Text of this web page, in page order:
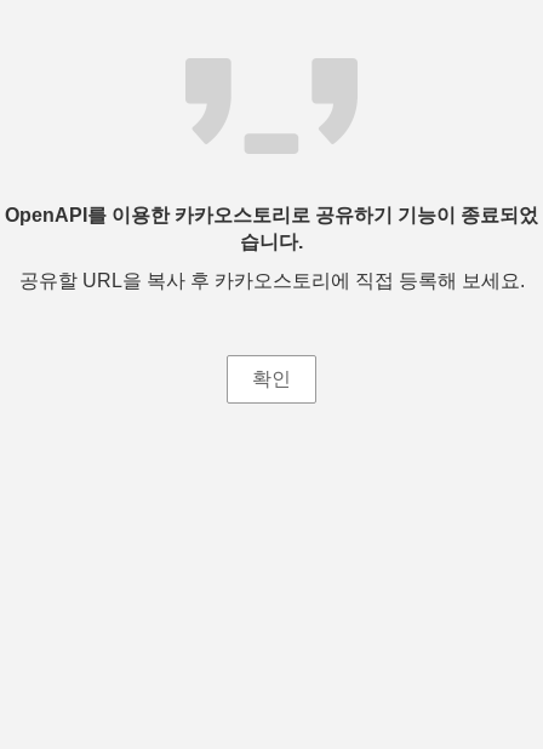
OpenAPI를 이용한 카카오스토리로 공유하기 기능이 종료되었
습니다.
공유할 URL을 복사 후 카카오스토리에 직접 등록해 보세요.
확인